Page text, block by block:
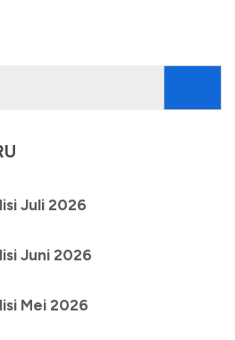
Juli 2026
Juni 2026
Mei 2026